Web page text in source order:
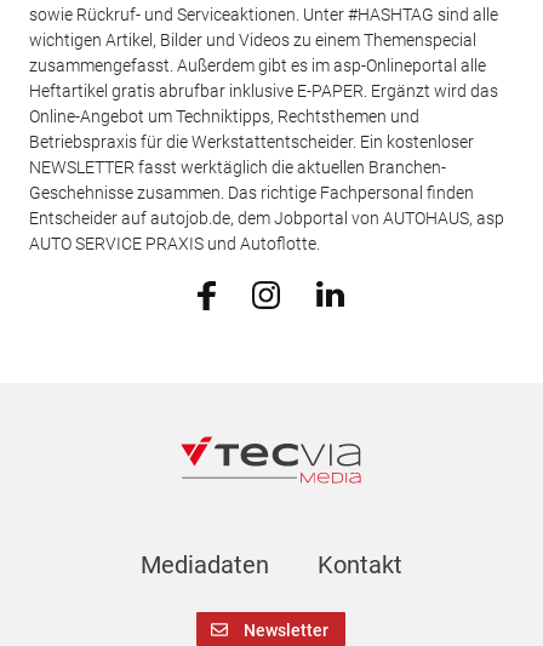
sowie Rückruf- und Serviceaktionen. Unter #HASHTAG sind alle
wichtigen Artikel, Bilder und Videos zu einem Themenspecial
zusammengefasst. Außerdem gibt es im asp-Onlineportal alle
Heftartikel gratis abrufbar inklusive E-PAPER. Ergänzt wird das
Online-Angebot um Techniktipps, Rechtsthemen und
Betriebspraxis für die Werkstattentscheider. Ein kostenloser
NEWSLETTER fasst werktäglich die aktuellen Branchen-
Geschehnisse zusammen. Das richtige Fachpersonal finden
Entscheider auf autojob.de, dem Jobportal von AUTOHAUS, asp
AUTO SERVICE PRAXIS und Autoflotte.
Mediadaten Kontakt
Newsletter